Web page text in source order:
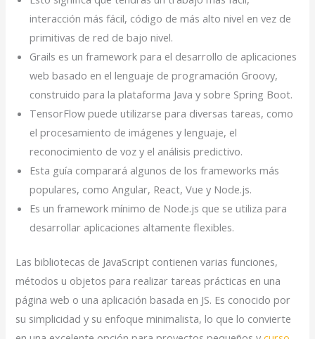
interacción más fácil, código de más alto nivel en vez de
primitivas de red de bajo nivel.
Grails es un framework para el desarrollo de aplicaciones
web basado en el lenguaje de programación Groovy,
construido para la plataforma Java y sobre Spring Boot.
TensorFlow puede utilizarse para diversas tareas, como
el procesamiento de imágenes y lenguaje, el
reconocimiento de voz y el análisis predictivo.
Esta guía comparará algunos de los frameworks más
populares, como Angular, React, Vue y Node.js.
Es un framework mínimo de Node.js que se utiliza para
desarrollar aplicaciones altamente flexibles.
Las bibliotecas de JavaScript contienen varias funciones,
métodos u objetos para realizar tareas prácticas en una
página web o una aplicación basada en JS. Es conocido por
su simplicidad y su enfoque minimalista, lo que lo convierte